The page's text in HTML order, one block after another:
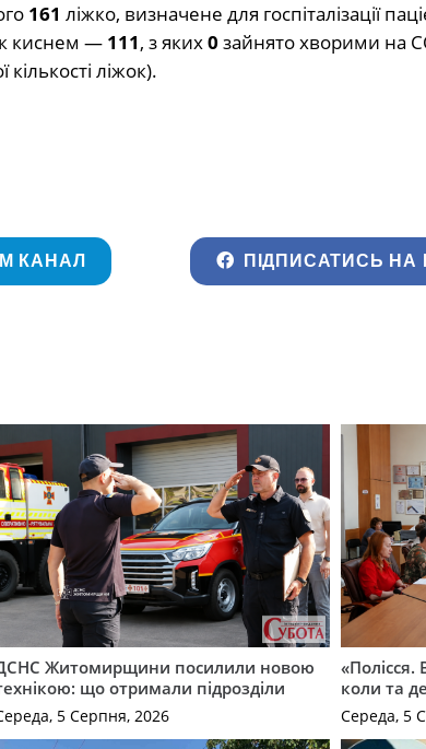
161 ліжко, визначене для госпіталізації
киснем — 111, з яких0 зайнято хворими на
кількості ліжок).
КАНАЛ ПІДПИСАТИСЬ НА
Житомирщини посилили новою
що отримали підрозділи
5 Серпня, 2026
«Полісся.
коли та
Середа, 5